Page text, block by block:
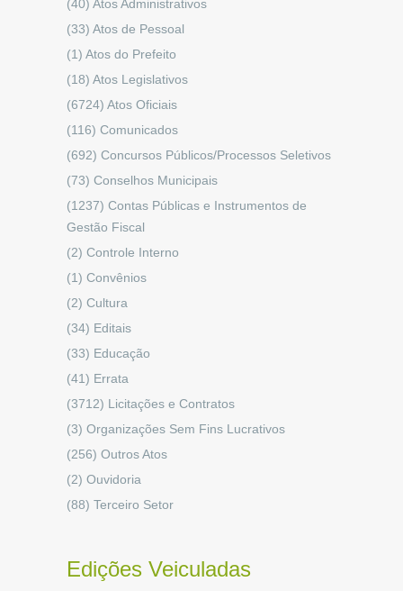
(40) Atos Administrativos
(33) Atos de Pessoal
(1) Atos do Prefeito
(18) Atos Legislativos
(6724) Atos Oficiais
(116) Comunicados
(692) Concursos Públicos/Processos Seletivos
(73) Conselhos Municipais
(1237) Contas Públicas e Instrumentos de
Gestão Fiscal
(2) Controle Interno
(1) Convênios
(2) Cultura
(34) Editais
(33) Educação
(41) Errata
(3712) Licitações e Contratos
(3) Organizações Sem Fins Lucrativos
(256) Outros Atos
(2) Ouvidoria
(88) Terceiro Setor
Edições Veiculadas